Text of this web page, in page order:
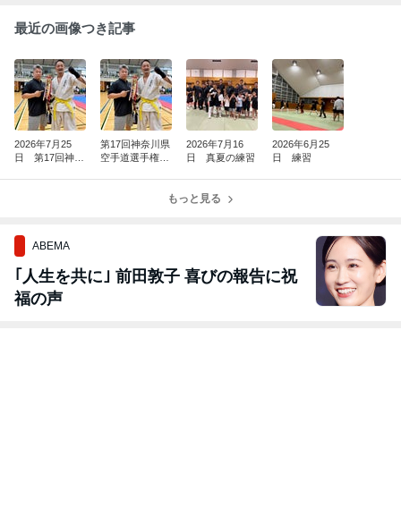
最近の画像つき記事
2026年7月25
日 第17回神奈
第17回神奈川県
空手道選手権大
2026年7月16
日 真夏の練習
2026年6月25
日 練習
もっと見る
ABEMA
｢人生を共に｣ 前田敦子 喜びの報告に祝
福の声